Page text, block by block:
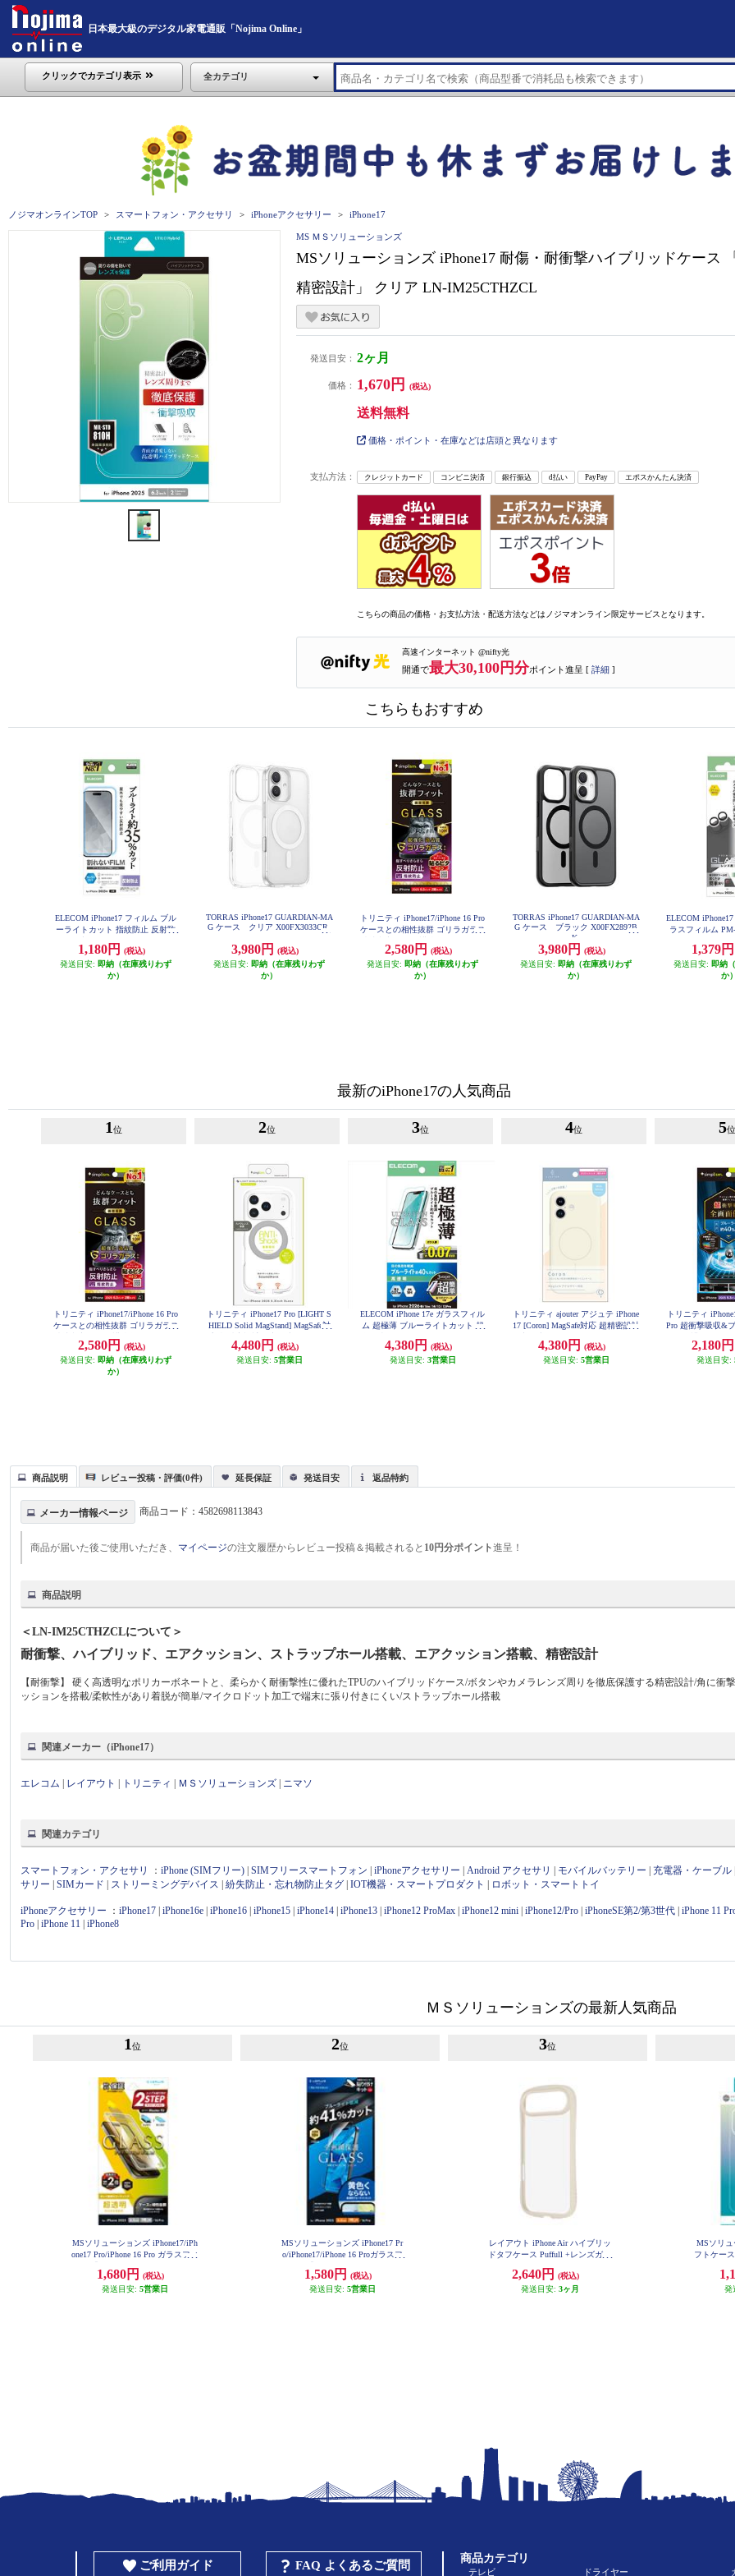
日本最大級のデジタル家電通販「Nojima Online」
クリックでカテゴリ表示 全カテゴリ
ノジマオンラインTOP スマートフォン・アクセサリ iPhoneアクセサリー iPhone17
MS ＭＳソリューションズ
MSソリューションズ iPhone17 耐傷・耐衝撃ハイブリッドケース
精密設計」 クリア LN-IM25CTHZCL
発送目安： 2ヶ月
価格： 1,670円 (税込)
送料無料
価格・ポイント・在庫などは店頭と異なります
支払方法： クレジットカード コンビニ決済 銀行振込 d払い PayPay エポスかんたん決済
こちらの商品の価格・お支払方法・配送方法などはノジマオンライン限定サービスとなります。
高速インターネット @nifty光
開通で最大30,100円分ポイント進呈 [ 詳細 ]
こちらもおすすめ
ELECOM iPhone17 フィルム ブル
ーライトカット 指紋防止 反射防
1,180円
(税込)
発送目安: 即納（在庫残りわず
か）
TORRAS iPhone17 GUARDIAN-MA
G ケース クリア X00FX3033CR
3,980円
(税込)
発送目安: 即納（在庫残りわず
か）
トリニティ iPhone17/iPhone 16 Pro
ケースとの相性抜群 ゴリラガラス
P25M2-GLS-GOAG
2,580円
(税込)
発送目安: 即納（在庫残りわず
か）
TORRAS iPhone17 GUARDIAN-MA
G ケース ブラック X00FX2892B
K
3,980円
(税込)
発送目安: 即納（在庫残りわず
か）
ELECOM
ラスフィルム
1,379円
発送目安: 即納
か）
最新のiPhone17の人気商品
1 位
トリニティ iPhone17/iPhone 16 Pro
ケースとの相性抜群 ゴリラガラス
P25M2-GLS-GOAG
2,580円
(税込)
発送目安: 即納（在庫残りわず
か）
2位
トリニティ iPhone17 Pro [LIGHT S
HIELD Solid MagStand] MagSafe対
タンド付きハイブリッドクリアケ
ース シルバーリングスタンド TR-I
4,480円
(税込)
発送目安: 5営業日
3位
ELECOM iPhone 17e ガラスフィル
ム 超極薄 ブルーライトカット 超
USTBL
4,380円
(税込)
発送目安: 3営業日
4位
トリニティ ajouter アジュテ iPhone
17 [Coron] MagSafe対応 超精密設計
ワイト AJ-IP25M2-CR-MWT
4,380円
(税込)
発送目安: 5営業日
5位
トリニティ
Pro 超衝撃吸収&
-PFPM-
2,180円
発送目安:
商品説明 レビュー投稿・評価(0件) 延長保証 発送目安 返品特約
メーカー情報ページ 商品コード：4582698113843
商品が届いた後ご使用いただき、 マイページの注文履歴からレビュー投稿＆掲載されると 10円分ポイント進呈！
商品説明
＜LN-IM25CTHZCLについて＞
耐衝撃、ハイブリッド、エアクッション、ストラップホール搭載、エアクッション搭載、精密設計
【耐衝撃】 硬く高透明なポリカーボネートと、柔らかく耐衝撃性に優れたTPUのハイブリッドケース/ボタンやカメラレンズ周りを徹底保護する精密設計/角に衝
ッションを搭載/柔軟性があり着脱が簡単/マイクロドット加工で端末に張り付きにくい/ストラップホール搭載
関連メーカー（iPhone17）
エレコム レイアウト トリニティ ＭＳソリューションズ ニマソ
関連カテゴリ
スマートフォン・アクセサリ ：iPhone (SIMフリー) |SIMフリースマートフォン |iPhoneアクセサリー |Android アクセサリ モバイルバッテリー 充電器・ケーブル
サリー |SIMカード ストリーミングデバイス |紛失防止・忘れ物防止タグ |IOT機器・スマートプロダクト ロボット・スマートトイ
iPhoneアクセサリー ：iPhone17 |iPhone16e |iPhone16 |iPhone15 |iPhone14 |iPhone13 |iPhone12 ProMax |iPhone12 mini |iPhone12/Pro |iPhoneSE第2/第3世代 |iPhone 11
Pro |iPhone 11 |iPhone8
ＭＳソリューションズの最新人気商品
1 位
MSソリューションズ iPhone17/iPh
one17 Pro/iPhone 16 Pro ガラスフィ
超透明 LN-IM25FG
1,680円
(税込)
発送目安: 5営業日
2位
MSソリューションズ iPhone17 Pr
o/iPhone17/iPhone 16 Proガラスフ
Lite」 ブルーライトカット LN-IP2
5FGLB
1,580円
(税込)
発送目安: 5営業日
3位
レイアウト iPhone Air ハイブリッ
ドタフケース Puffull +レンズガー
CMD1-MLW
2,640円
(税込)
発送目安: 3ヶ月
MSソリュ
フトケー
発
ご利用ガイド FAQ よくあるご質問
商品カテゴリ
テレビ ドライヤー